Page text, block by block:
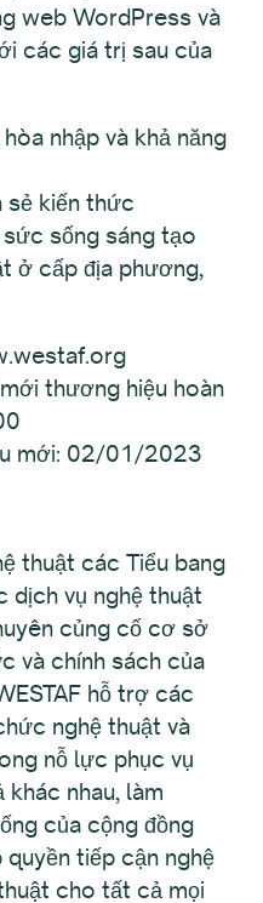
web WordPress và
các giá trị sau của
nhập và khả năng
sẻ kiến thức
sống sáng tạo
ở cấp địa phương,
thương hiệu hoàn
mới: 02/01/2023
thuật các Tiểu bang
dịch vụ nghệ thuật
củng cố cơ sở
và chính sách của
hỗ trợ các
nghệ thuật và
nỗ lực phục vụ
khác nhau, làm
của cộng đồng
tiếp cận nghệ
cho tất cả mọi